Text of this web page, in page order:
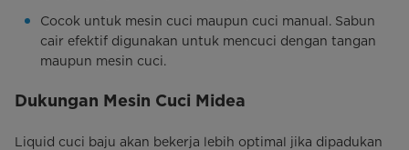
Cocok untuk mesin cuci maupun cuci manual. Sabun
cair efektif digunakan untuk mencuci dengan tangan
maupun mesin cuci.
Dukungan Mesin Cuci Midea
Liquid cuci baju akan bekerja lebih optimal jika dipadukan